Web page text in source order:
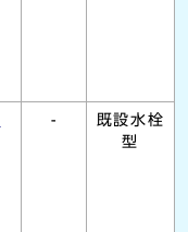
-
既設水栓
型